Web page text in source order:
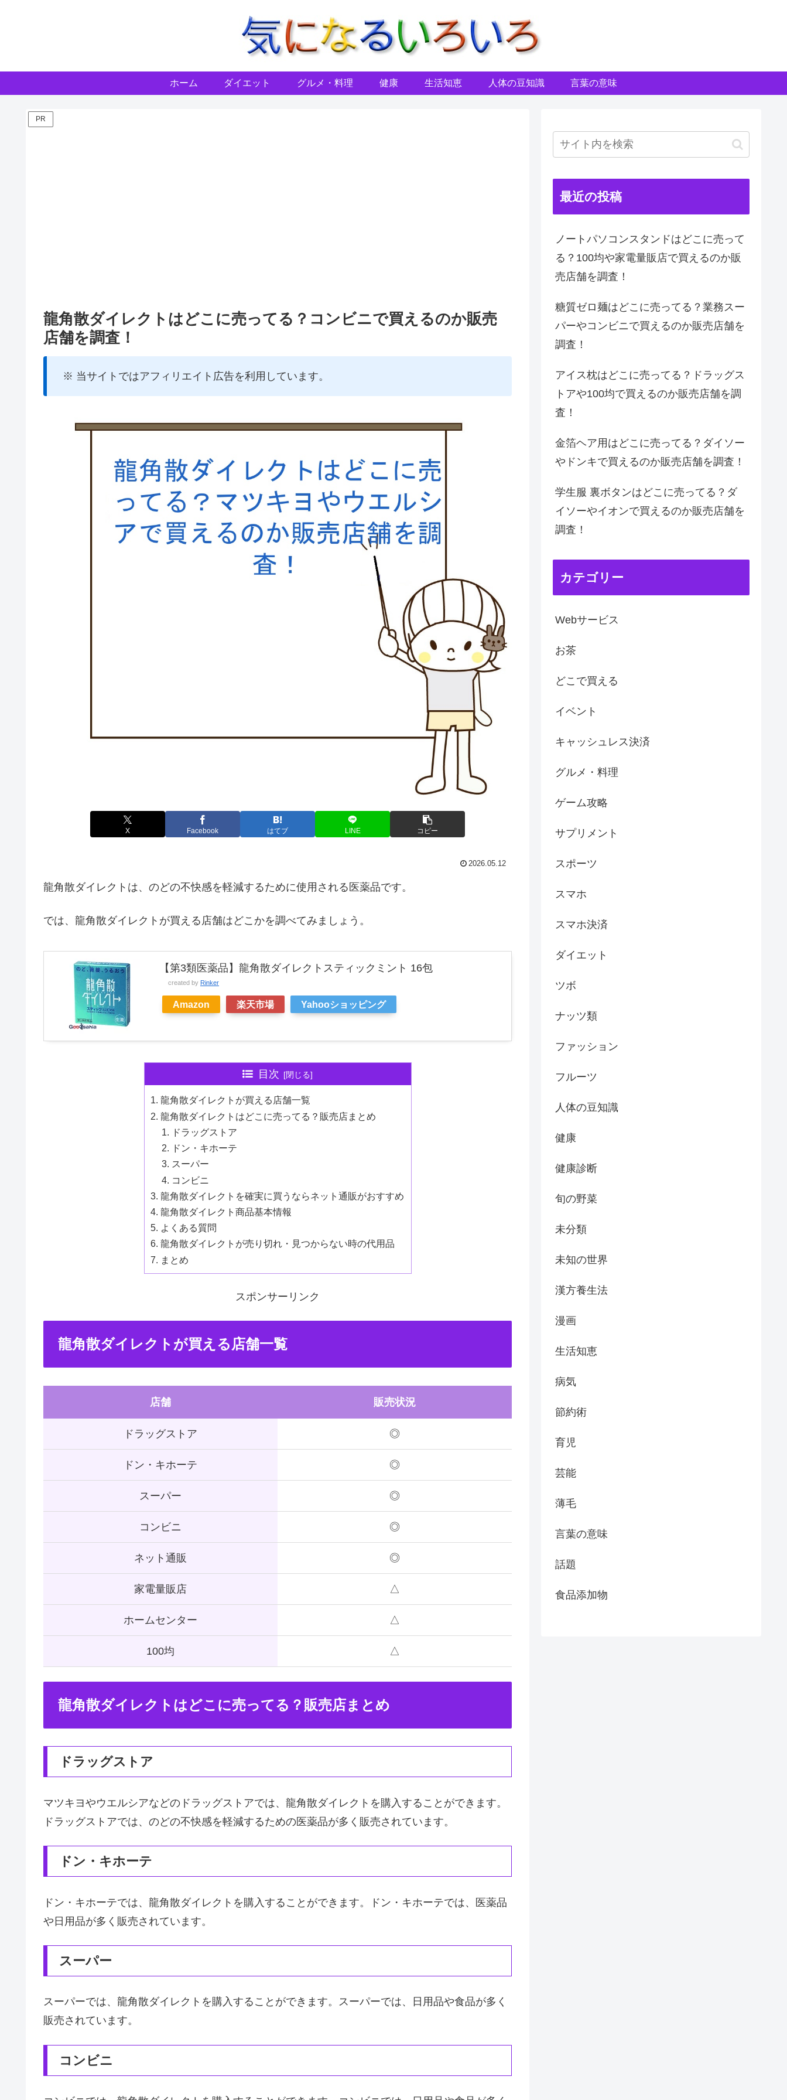
ホーム ダイエット グルメ・料理 健康 生活知恵 人体の豆知識 言葉の意味
PR
龍角散ダイレクトはどこに売ってる？コンビニで買えるのか販売
店舗を調査！
※ 当サイトではアフィリエイト広告を利用しています。
X Facebook はてブ LINE コピー
2026.05.12
龍角散ダイレクトは、のどの不快感を軽減するために使用される医薬品です。
では、龍角散ダイレクトが買える店舗はどこかを調べてみましょう。
【第3類医薬品】龍角散ダイレクトスティックミント 16包
created by Rinker
Amazon 楽天市場 Yahooショッピング
目次
龍角散ダイレクトが買える店舗一覧
龍角散ダイレクトはどこに売ってる？販売店まとめ
ドラッグストア
ドン・キホーテ
スーパー
コンビニ
龍角散ダイレクトを確実に買うならネット通販がおすすめ
龍角散ダイレクト商品基本情報
よくある質問
龍角散ダイレクトが売り切れ・見つからない時の代用品
まとめ
スポンサーリンク
龍角散ダイレクトが買える店舗一覧
店舗 販売状況
ドラッグストア ◎
ドン・キホーテ ◎
スーパー ◎
コンビニ ◎
ネット通販 ◎
家電量販店 △
ホームセンター △
100均 △
龍角散ダイレクトはどこに売ってる？販売店まとめ
ドラッグストア
マツキヨやウエルシアなどのドラッグストアでは、龍角散ダイレクトを購入することができます。
ドラッグストアでは、のどの不快感を軽減するための医薬品が多く販売されています。
ドン・キホーテ
ドン・キホーテでは、龍角散ダイレクトを購入することができます。ドン・キホーテでは、医薬品
や日用品が多く販売されています。
スーパー
スーパーでは、龍角散ダイレクトを購入することができます。スーパーでは、日用品や食品が多く
販売されています。
コンビニ
最近の投稿
ノートパソコンスタンドはどこに売って
る？100均や家電量販店で買えるのか販
売店舗を調査！
糖質ゼロ麺はどこに売ってる？業務スー
パーやコンビニで買えるのか販売店舗を
調査！
アイス枕はどこに売ってる？ドラッグス
トアや100均で買えるのか販売店舗を調
査！
金箔ヘア用はどこに売ってる？ダイソー
やドンキで買えるのか販売店舗を調査！
学生服 裏ボタンはどこに売ってる？ダ
イソーやイオンで買えるのか販売店舗を
調査！
カテゴリー
Webサービス
お茶
どこで買える
イベント
キャッシュレス決済
グルメ・料理
ゲーム攻略
サプリメント
スポーツ
スマホ
スマホ決済
ダイエット
ツボ
ナッツ類
ファッション
フルーツ
人体の豆知識
健康
健康診断
旬の野菜
未分類
未知の世界
漢方養生法
漫画
生活知恵
病気
節約術
育児
芸能
薄毛
言葉の意味
話題
食品添加物